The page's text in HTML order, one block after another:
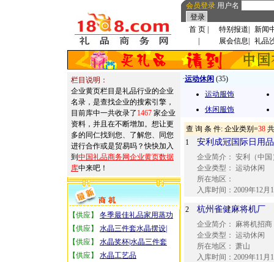
会员登录 用户名
首 页 特别报道
新闻
展会信息 礼品
栏目说明：
企业黄页栏目是礼品行业的企业
名录，是查找企业的搜索引擎，
目前库中一共收录了 1467 家企业
资料，并且在不断增加。想让更
多的同仁找到您、了解您、同您
进行合作或是贸易吗？快快加入
到 中国礼品商务网企业黄页数据
库中来吧！
【供应】
冬季最佳礼品家用蒸功
【供应】
水晶三件套水晶摆设|
【供应】
水晶奖杯|水晶三件套
【供应】
水晶工艺品
·运动休闲 (35)
运动服饰
休闲服饰
查 询 条 件: 企业类别=38
1
安利成冠国际日用
企业简介： 安利（中
企业类型： 运动休闲
所在地区：
入库时间： 2009年12月
2 杭州雀健麻将机厂
企业简介：
麻将机招
企业类型： 运动休闲
所在地区： 萧山
入库时间： 2009年11月